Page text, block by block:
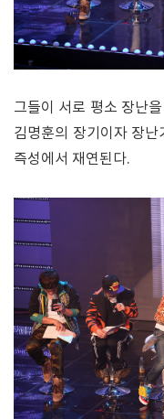
그들이 서로 평소 장난
김명훈의 장기이자 장난
즉성에서 재연된다.